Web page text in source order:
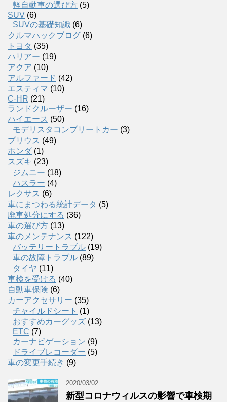
軽自動車の選び方 (5)
SUV (6)
SUVの基礎知識 (6)
クルマハックブログ (6)
トヨタ (35)
ハリアー (19)
アクア (10)
アルファード (42)
エスティマ (10)
C-HR (21)
ランドクルーザー (16)
ハイエース (50)
モデリスタコンプリートカー (3)
プリウス (49)
ホンダ (1)
スズキ (23)
ジムニー (18)
ハスラー (4)
レクサス (6)
車にまつわる統計データ (5)
廃車処分にする (36)
車の選び方 (13)
車のメンテナンス (122)
バッテリートラブル (19)
車の故障トラブル (89)
タイヤ (11)
車検を受ける (40)
自動車保険 (6)
カーアクセサリー (35)
チャイルドシート (1)
おすすめカーグッズ (13)
ETC (7)
カーナビゲーション (9)
ドライブレコーダー (5)
車の変更手続き (9)
2020/03/02
新型コロナウィルスの影響で車検期